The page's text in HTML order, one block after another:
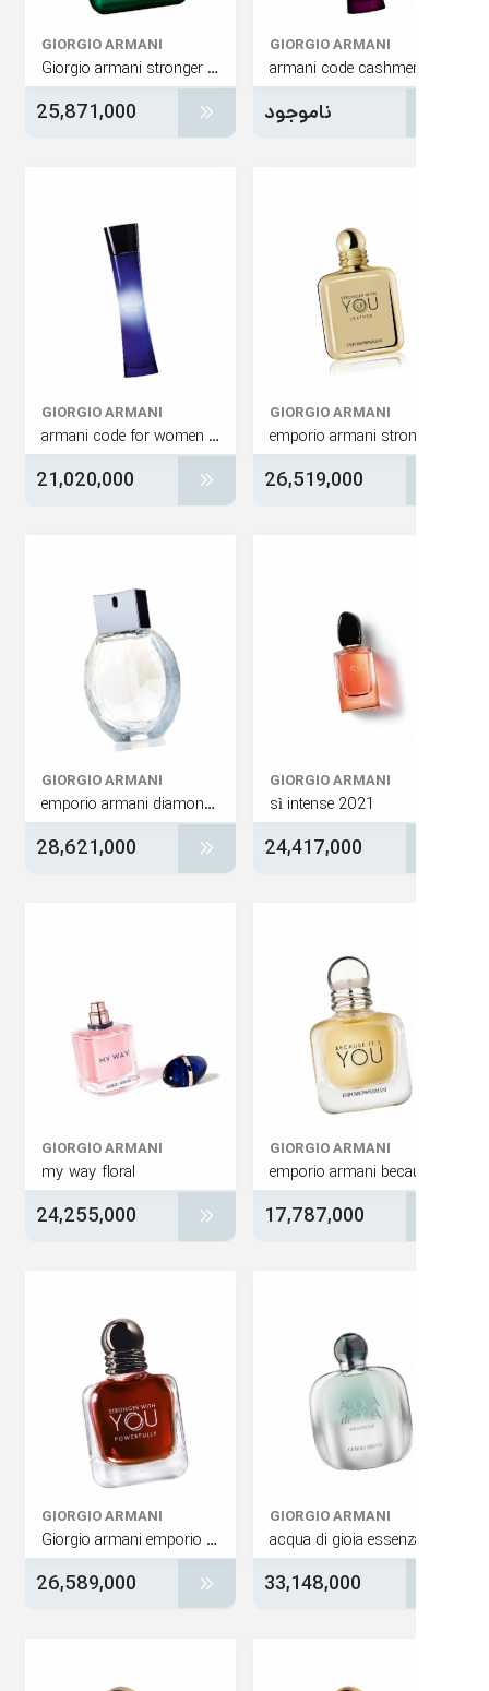
GIORGIO ARMANI
armani code
GIORGIO ARMANI
Giorgio armani stronger with you sandalwood
25,871,000
GIORGIO ARMANI
26,519,000
GIORGIO ARMANI
armani code for women edp
21,020,000
GIORGIO ARMANI
sì intense 2021
24,417,000
GIORGIO ARMANI
emporio armani diamonds for women
28,621,000
GIORGIO ARMANI
17,787,000
GIORGIO ARMANI
my way floral
24,255,000
GIORGIO ARMANI
acqua di gioia
33,148,000
GIORGIO ARMANI
Giorgio armani emporio armani stronger with you powerfully
26,589,000